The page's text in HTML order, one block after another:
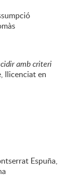
amb criteri
llicenciat en
Espuña,